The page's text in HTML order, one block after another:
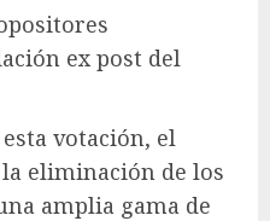
ex post del
votación, el
eliminación de los
amplia gama de